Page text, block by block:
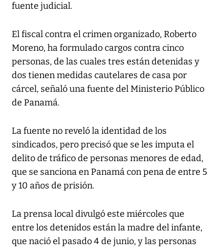
fuente judicial.
El fiscal contra el crimen organizado, Roberto
Moreno, ha formulado cargos contra cinco
personas, de las cuales tres están detenidas y
dos tienen medidas cautelares de casa por
cárcel, señaló una fuente del Ministerio Público
de Panamá.
La fuente no reveló la identidad de los
sindicados, pero precisó que se les imputa el
delito de tráfico de personas menores de edad,
que se sanciona en Panamá con pena de entre 5
y 10 años de prisión.
La prensa local divulgó este miércoles que
entre los detenidos están la madre del infante,
que nació el pasado 4 de junio, y las personas